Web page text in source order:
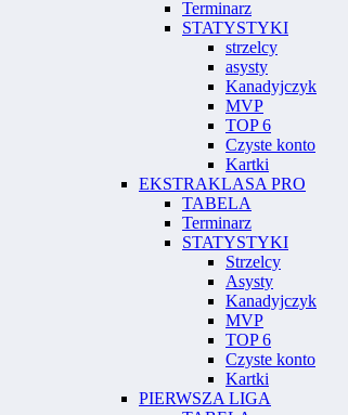
Terminarz
STATYSTYKI
strzelcy
asysty
Kanadyjczyk
MVP
TOP 6
Czyste konto
Kartki
EKSTRAKLASA PRO
TABELA
Terminarz
STATYSTYKI
Strzelcy
Asysty
Kanadyjczyk
MVP
TOP 6
Czyste konto
Kartki
PIERWSZA LIGA